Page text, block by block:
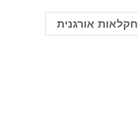
חקלאות אורגנית